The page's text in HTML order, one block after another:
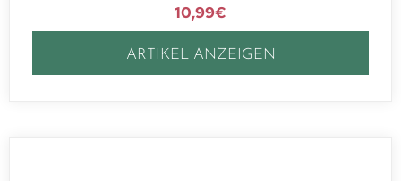
10,99€
ARTIKEL ANZEIGEN